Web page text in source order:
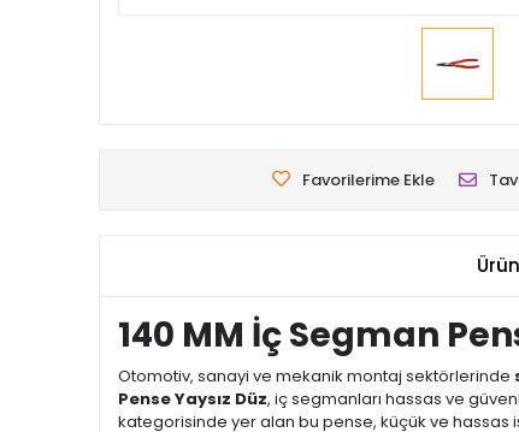
Favorilerime Ekle
140 MM İç Segman
Otomotiv, sanayi ve mekanik montaj sektörlerinde
Pense Yaysız Düz, iç segmanları hassas ve
kategorisinde yer alan bu pense, küçük ve hassas